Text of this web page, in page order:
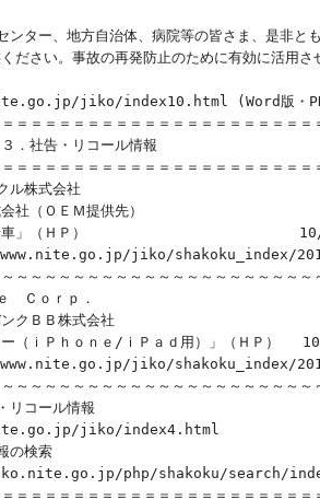
ター、地方自治体、病院等の皆さま、是非と
さい。事故の再発防止のために有効に活用さ
jiko/index10.html (Word版・
＝＝＝＝＝＝＝＝＝＝＝＝＝＝＝＝＝＝＝＝＝
コール情報
＝＝＝＝＝＝＝＝＝＝＝＝＝＝＝＝＝＝＝＝＝
株式会社
（ＯＥＭ提供先）
（ＨＰ）　　　　　　　　　　　　　　　
jiko/shakoku_index/
～～～～～～～～～～～～～～～～～～～～
Ｃｏｒｐ．
ＢＢ株式会社
（ｉＰｈｏｎｅ/ｉＰａｄ用）」（ＨＰ） 　
jiko/shakoku_index/
～～～～～～～～～～～～～～～～～～～～
コール情報
jiko/index4.html
の検索
php/shakoku/search/
＝＝＝＝＝＝＝＝＝＝＝＝＝＝＝＝＝＝＝＝＝